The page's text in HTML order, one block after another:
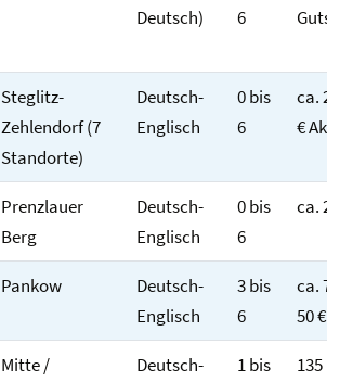
Deutsch)
6
Steglitz-
Zehlendorf (7
Standorte)
Deutsch-
Englisch
0 bis
6
ca.
€
Prenzlauer
Berg
Deutsch-
Englisch
0 bis
6
ca.
Pankow
Deutsch-
Englisch
3 bis
6
ca.
50 €
Mitte /
Deutsch-
1 bis
135